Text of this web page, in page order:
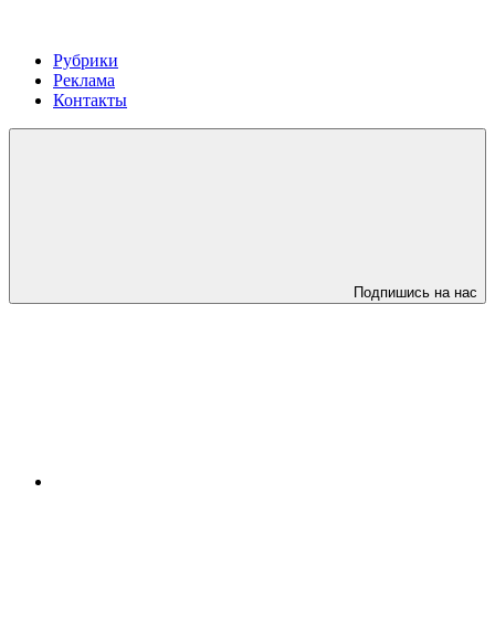
Рубрики
Реклама
Контакты
Подпишись на нас